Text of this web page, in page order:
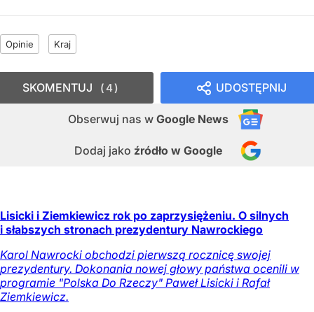
Opinie Kraj
UDOSTĘPNIJ
Obserwuj nas w Google News
Dodaj jako źródło w Google
SKOMENTUJ 4
Lisicki i Ziemkiewicz rok po zaprzysiężeniu. O silnych
i słabszych stronach prezydentury Nawrockiego
Karol Nawrocki obchodzi pierwszą rocznicę swojej
prezydentury. Dokonania nowej głowy państwa ocenili w
programie "Polska Do Rzeczy" Paweł Lisicki i Rafał
Ziemkiewicz.